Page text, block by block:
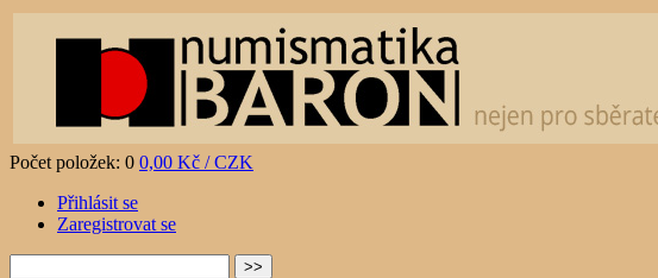
Počet položek: 0 0,00 Kč / CZK
Přihlásit se
Zaregistrovat se